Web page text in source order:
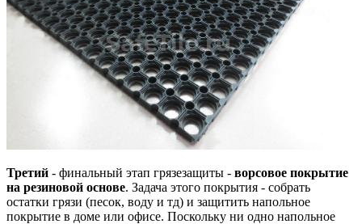
Третий - финальный этап грязезащиты - ворсовое покрытие
на резиновой основе. Задача этого покрытия - собрать
остатки грязи (песок, воду и тд) и защитить напольное
покрытие в доме или офисе. Поскольку ни одно напольное